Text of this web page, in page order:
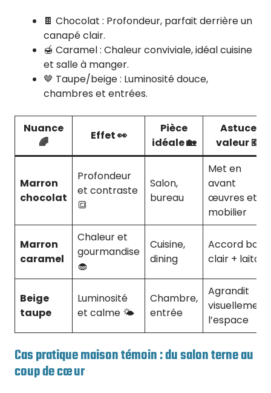
🍫 Chocolat : Profondeur, parfait derrière un
canapé clair.
🍯 Caramel : Chaleur conviviale, idéal cuisine
et salle à manger.
🤎 Taupe/beige : Luminosité douce,
chambres et entrées.
Nuance
🌈
Effet 👀
Pièce
idéale 🏡
Astuce
valeur 💶
Marron
chocolat
Profondeur
et contraste
🔳
Salon,
bureau
Met en
avant
œuvres et
mobilier
Marron
caramel
Chaleur et
gourmandise
🧁
Cuisine,
dining
Accord bois
clair + laiton
Beige
taupe
Luminosité
et calme 🌤️
Chambre,
entrée
Agrandit
visuellement
l’espace
Cas pratique maison témoin : du salon terne au
coup de cœur